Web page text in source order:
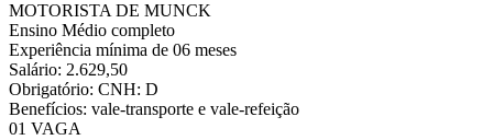
MOTORISTA DE MUNCK
Ensino Médio completo
Experiência mínima de 06 meses
Salário: 2.629,50
Obrigatório: CNH: D
Benefícios: vale-transporte e vale-refeição
01 VAGA